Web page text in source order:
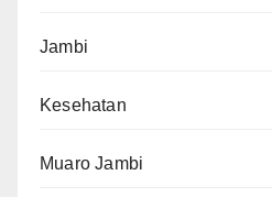
Jambi
Kesehatan
Muaro Jambi